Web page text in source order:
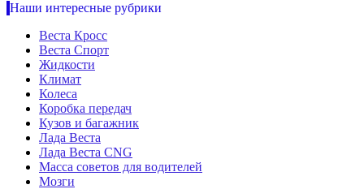
Наши интересные рубрики
Веста Кросс
Веста Спорт
Жидкости
Климат
Колеса
Коробка передач
Кузов и багажник
Лада Веста
Лада Веста CNG
Масса советов для водителей
Мозги